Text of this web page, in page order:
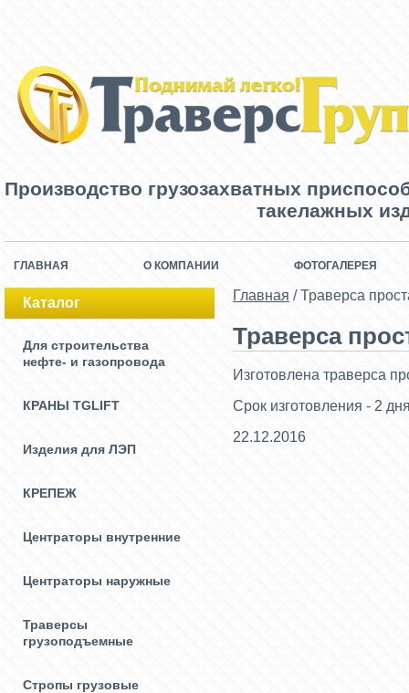
Производство грузозахватных
такелажных
ГЛАВНАЯ О КОМПАНИИ ФОТОГАЛЕРЕЯ
Каталог
Для строительства
нефте- и газопровода
КРАНЫ TGLIFT
Изделия для ЛЭП
КРЕПЕЖ
Центраторы внутренние
Центраторы наружные
Траверсы
грузоподъемные
Стропы грузовые
Главная /Траверса
Траверса
Изготовлена траверса
Срок изготовления - 2
22.12.2016